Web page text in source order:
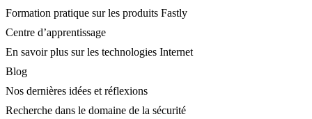
Formation pratique sur les produits Fastly
Centre d’apprentissage
En savoir plus sur les technologies Internet
Blog
Nos dernières idées et réflexions
Recherche dans le domaine de la sécurité